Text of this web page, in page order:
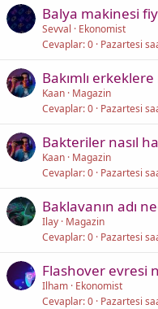
Balya makinesi
Sevval
Ekonomist
Cevaplar 0 Pazartesi
Bakımlı
Kaan Magazin
Cevaplar 0 Pazartesi
Bakteriler nasıl
Kaan Magazin
Cevaplar 0 Pazartesi
Baklavanın adı
Ilay Magazin
Cevaplar 0 Pazartesi
Flashover evresi
Ilham Ekonomist
Cevaplar 0 Pazartesi